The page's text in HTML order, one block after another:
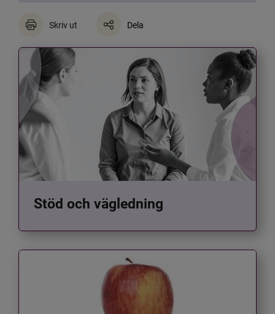
Skriv ut Dela
Stöd och vägledning